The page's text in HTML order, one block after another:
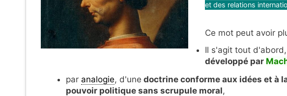
et des relations
Ce mot peut avoir
Il s'agit tout
développé par
par analogie, d'une doctrine conforme aux idées et à
pouvoir politique sans scrupule moral,